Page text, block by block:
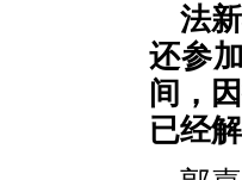
法
还参
间，
已经